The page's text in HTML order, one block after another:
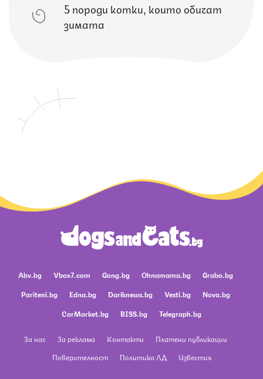
5 породи котки, които обичат
зимата
Abv.bg Vbox7.com Gong.bg Ohnamama.bg
Grabo.bg
Pariteni.bg
Edna.bg Dariknews.bg Vesti.bg
Nova.bg
CarMarket.bg
BISS.bg Telegraph.bg
За нас За реклама Контакти
Платени публикации
Поверителност
Политика ЛД Известия